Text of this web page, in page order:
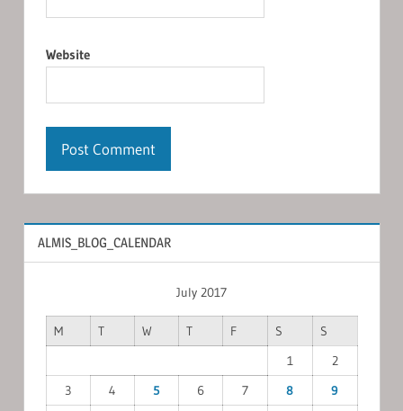
Website
ALMIS_BLOG_CALENDAR
July 2017
M T W T F S
S
1
2
3
4 5 6 7 8
9